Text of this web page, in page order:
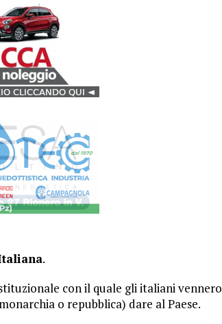
.
con il quale gli italiani vennero
o repubblica) dare al Paese.